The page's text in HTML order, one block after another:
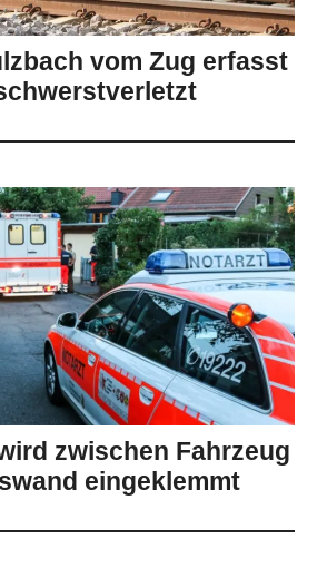
vom Zug erfasst
zwischen Fahrzeug
eingeklemmt